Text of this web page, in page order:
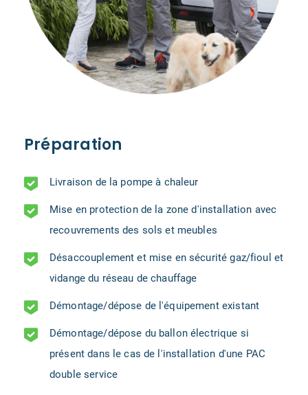
Préparation
Livraison de la pompe à chaleur
Mise en protection de la zone d'installation avec
recouvrements des sols et meubles
Désaccouplement et mise en sécurité gaz/fioul et
vidange du réseau de chauffage
Démontage/dépose de l'équipement existant
Démontage/dépose du ballon électrique si
présent dans le cas de l'installation d'une PAC
double service